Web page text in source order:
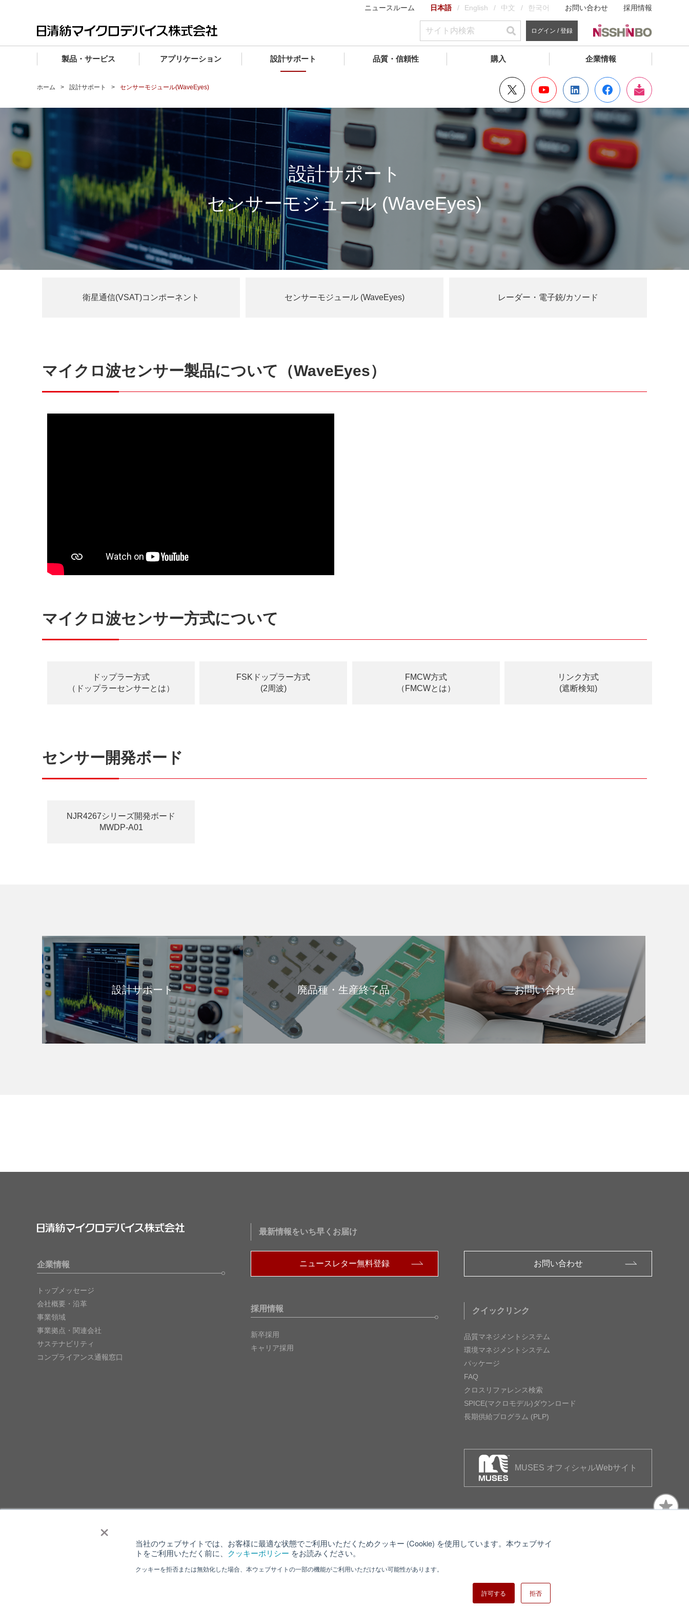
×
当社のウェブサイトでは、お客様に最適な状態でご利用いただくためクッキー (Cookie) を使用しています。本ウェブサイ
トをご利用いただく前に、 クッキーポリシー をお読みください。
クッキーを拒否または無効化した場合、本ウェブサイトの一部の機能がご利用いただけない可能性があります。
許可する 拒否
ニュースルーム 日本語 English 中文 한국어 お問い合わせ 採用情報
ログイン / 登録
製品・サービス
電子デバイス製品
ファウンドリサービス
MUSESオフィシャルWebサイト
クロスリファレンス検索
アプリケーション
品質グレード (電子デバイス製品)
マイクロ波
設計サポート
電子デバイス製品
設計フローから探す (電子デバイス)
あなたの設計に合わせたサポートコンテンツ
品質・信頼性
品質方針・マネジメントシステム
購入
電子デバイス製品
企業情報
トップメッセージ
事業拠点・関連会社
サステナビリティ
コンプライアンス通報窓口
早わかり日清紡マイクロデバイス
ホーム 設計サポート センサーモジュール(WaveEyes)
設計サポート
センサーモジュール (WaveEyes)
衛星通信(VSAT)コンポーネント センサーモジュール (WaveEyes) レーダー・電子銃/カソード
マイクロ波センサー製品について（WaveEyes）
マイクロ波センサー方式について
ドップラー方式
（ドップラーセンサーとは）
FSKドップラー方式
(2周波)
FMCW方式
（FMCWとは）
リンク方式
(遮断検知)
センサー開発ボード
NJR4267シリーズ開発ボード
MWDP-A01
設計サポート 廃品種・生産終了品 お問い合わせ
企業情報
トップメッセージ
会社概要・沿革
事業領域
事業拠点・関連会社
サステナビリティ
コンプライアンス通報窓口
最新情報をいち早くお届け
ニュースレター無料登録
採用情報
新卒採用
キャリア採用
お問い合わせ
クイックリンク
品質マネジメントシステム
環境マネジメントシステム
パッケージ
FAQ
クロスリファレンス検索
SPICE(マクロモデル)ダウンロード
長期供給プログラム (PLP)
MUSES オフィシャルWebサイト